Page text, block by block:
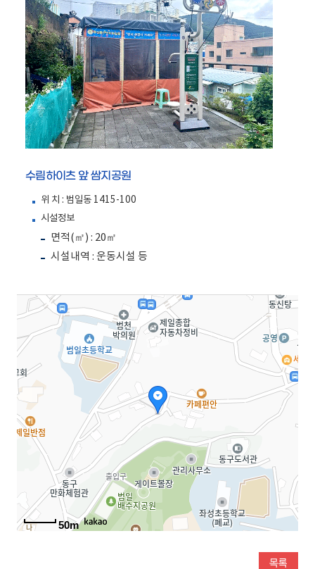
수림하이츠 앞 쌈지공원
위 치 : 범일동 1415-100
시설정보
면적(㎡) : 20㎡
시설내역 : 운동시설 등
50m